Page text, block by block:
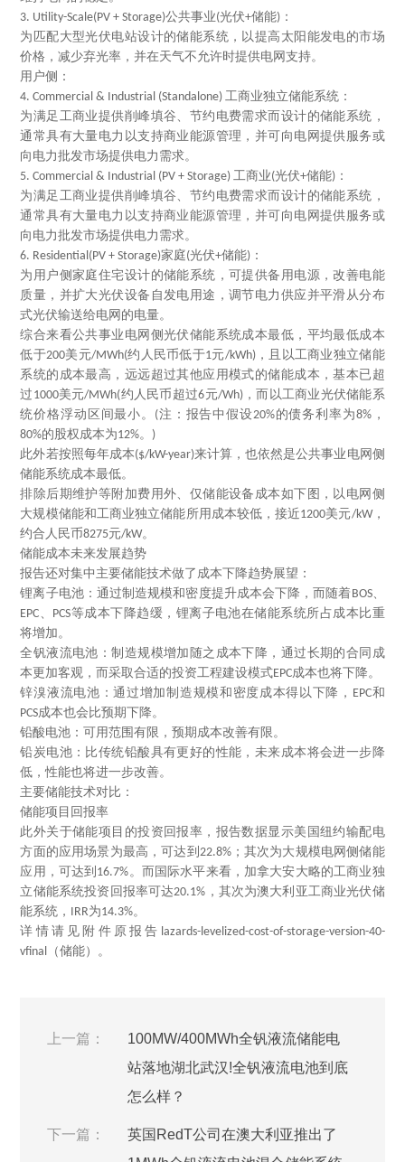
3. Utility-Scale(PV + Storage)公共事业(光伏+储能) ：
为匹配大型光伏电站设计的储能系统，以提高太阳能发电的市场
价格，减少弃光率，并在天气不允许时提供电网支持。
用户侧：
4. Commercial & Industrial (Standalone) 工商业独立储能系统：
为满足工商业提供削峰填谷、节约电费需求而设计的储能系统，
通常具有大量电力以支持商业能源管理，并可向电网提供服务或
向电力批发市场提供电力需求。
5. Commercial & Industrial (PV + Storage) 工商业(光伏+储能) ：
为满足工商业提供削峰填谷、节约电费需求而设计的储能系统，
通常具有大量电力以支持商业能源管理，并可向电网提供服务或
向电力批发市场提供电力需求。
6. Residential(PV + Storage)家庭(光伏+储能) ：
为用户侧家庭住宅设计的储能系统，可提供备用电源，改善电能
质量，并扩大光伏设备自发电用途，调节电力供应并平滑从分布
式光伏输送给电网的电量。
综合来看公共事业电网侧光伏储能系统成本最低，平均最低成本
低于200美元/MWh(约人民币低于1元/kWh)，且以工商业独立储能
系统的成本最高，远远超过其他应用模式的储能成本，基本已超
过 1000美元/MWh(约人民币超过6元/Wh)，而以工商业光伏储能系
统价格浮动区间最小。 (注：报告中假设20%的债务利率为8%，
80%的股权成本为12%。)
此外若按照每年成本($/kW-year)来计算，也依然是公共事业电网侧
储能系统成本最低。
排除后期维护等附加费用外、仅储能设备成本如下图，以电网侧
大规模储能和工商业独立储能所用成本较低，接近1200美元/kW，
约合人民币8275元/kW。
储能成本未来发展趋势
报告还对集中主要储能技术做了成本下降趋势展望：
锂离子电池：通过制造规模和密度提升成本会下降，而随着 BOS、
EPC、 PCS等成本下降趋缓，锂离子电池在储能系统所占成本比重
将增加。
全钒液流电池：制造规模增加随之成本下降，通过长期的合同成
本更加客观，而采取合适的投资工程建设模式EPC成本也将下降。
锌溴液流电池：通过增加制造规模和密度成本得以下降， EPC和
PCS成本也会比预期下降。
铅酸电池：可用范围有限，预期成本改善有限。
铅炭电池：比传统铅酸具有更好的性能，未来成本将会进一步降
低，性能也将进一步改善。
主要储能技术对比：
储能项目回报率
此外关于储能项目的投资回报率，报告数据显示美国纽约输配电
方面的应用场景为最高，可达到 22.8%；其次为大规模电网侧储能
应用，可达到 16.7%。而国际水平来看，加拿大安大略的工商业独
立储能系统投资回报率可达20.1% ，其次为澳大利亚工商业光伏储
能系统， IRR为14.3%。
详情请见附件原报告 lazards-levelized-cost-of-storage-version-40-
vfinal （储能） 。
上一篇：
100MW/400MWh全钒液流储能电
站落地湖北武汉!全钒液流电池到底
怎么样？
下一篇：
英国RedT公司在澳大利亚推出了